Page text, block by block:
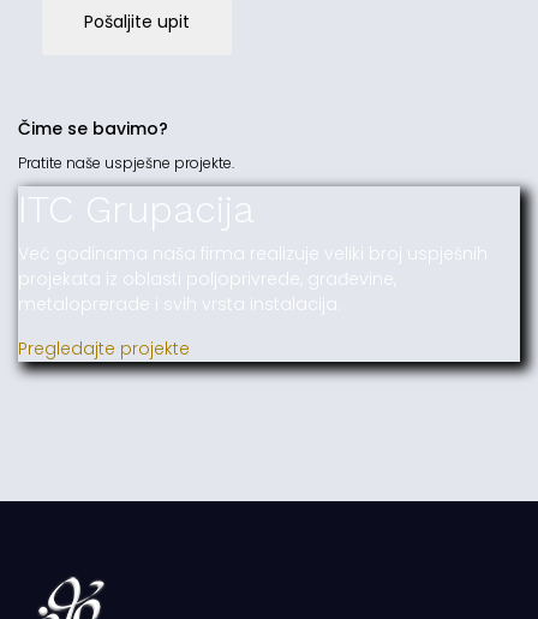
Pošaljite upit
Čime se bavimo?
Pratite naše uspješne projekte.
ITC Grupacija
Već godinama naša firma realizuje veliki broj uspješnih
projekata iz oblasti poljoprivrede, građevine,
metaloprerade i svih vrsta instalacija.
Pregledajte projekte